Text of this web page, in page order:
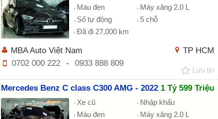
Màu đen
Máy xăng 2.0 L
Số tự động
5 chỗ
Đã đi 27,000 km
TP HCM
MBA Auto Việt Nam
0702 000 222
- 0933 888 809
Lưu tin
Mercedes Benz C class C300 AMG - 2022 1 Tỷ 599 Triệu
Xe cũ
Nhập khẩu
Màu đen
Máy xăng 2.0 L